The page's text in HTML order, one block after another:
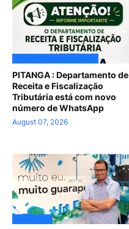
PITANGA : Departamento de
Receita e Fiscalização
Tributária está com novo
número de WhatsApp
August 07, 2026